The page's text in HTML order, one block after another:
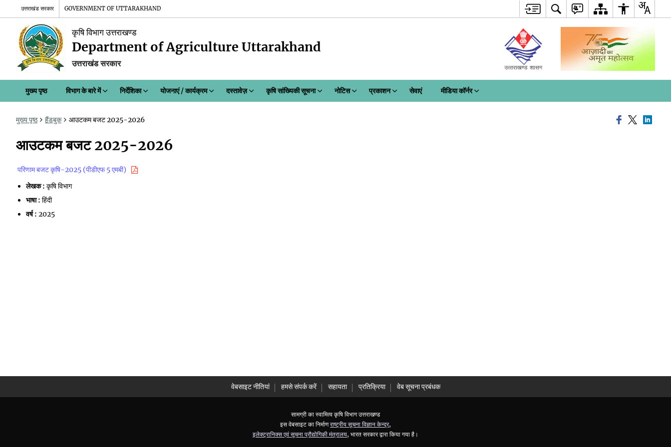
उत्तराखंड सरकार GOVERNMENT OF UTTARAKHAND
कृषि विभाग उत्तराखण्ड
Department of Agriculture Uttarakhand
उत्तराखंड सरकार
मुख्य पृष्ठ विभाग के बारे में निर्देशिका योजनाएं / कार्यक्रम दस्तावेज़ कृषि सांख्यिकी सूचना नोटिस प्रकाशन सेवाएं मीडिया कॉर्नर
मुख्य पृष्ठ हैंडबुक आउटकम बजट 2025-2026
आउटकम बजट 2025-2026
परिणाम बजट कृषि-2025 (पीडीएफ 5 एमबी)
लेखक : कृषि विभाग
भाषा : हिंदी
वर्ष : 2025
वेबसाइट नीतियां हमसे संपर्क करें सहायता प्रतिक्रिया वेब सूचना प्रबंधक
सामग्री का स्वामित्व कृषि विभाग उत्तराखण्ड
इस वेबसाइट का निर्माणराष्ट्रीय सूचना विज्ञान केन्द्र,
इलेक्ट्रानिक्स एवं सूचना प्रौद्योगिकी मंत्रालय, भारत सरकार द्वारा किया गया है।